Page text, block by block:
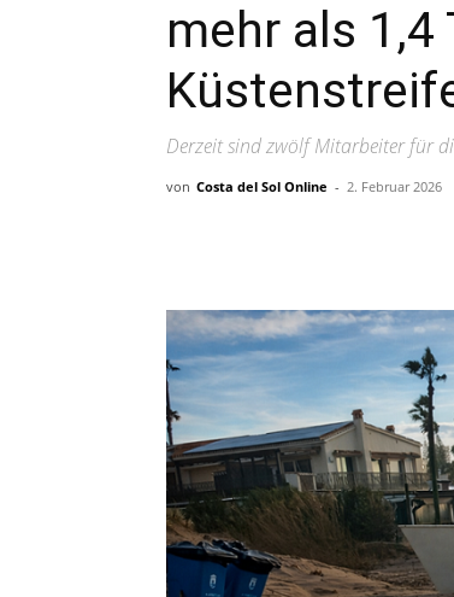
mehr als
Derzeit sind zwölf Mitarbeiter für
von Costa del Sol Online - 2. Februar 2026